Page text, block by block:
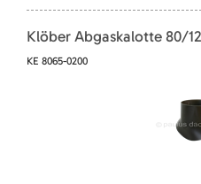
Klöber Abgaskalotte 80/
KE 8065-0200